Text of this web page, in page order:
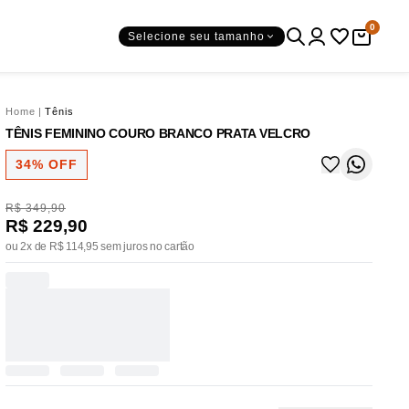
Selecione seu tamanho
0
Home | Tênis
TÊNIS FEMININO COURO BRANCO PRATA VELCRO
34% OFF
R$ 349,90
R$ 229,90
ou 2x de R$ 114,95 sem juros no cartão